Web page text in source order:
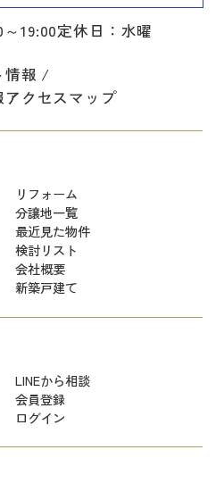
19:00定休日：水曜
情報
アクセスマップ
リフォーム
分譲地一覧
最近見た物件
検討リスト
会社概要
新築戸建て
LINEから相談
会員登録
ログイン